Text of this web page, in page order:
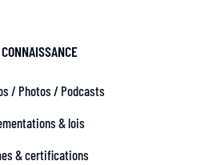
/ Photos / Podcasts
& lois
& certifications